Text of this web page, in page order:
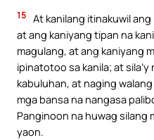
15 At kanilang itinakuwil
at ang kaniyang tipan na
magulang, at ang kaniyang
ipinatotoo sa kanila; at
kabuluhan, at naging
mga bansa na nangasa
Panginoon na huwag silang
yaon.